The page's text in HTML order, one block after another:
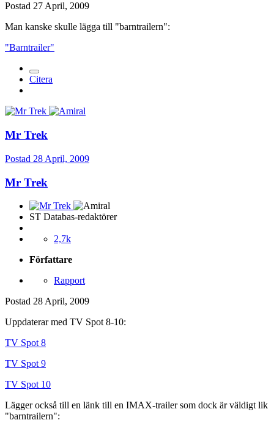
Postad 27 April, 2009
Man kanske skulle lägga till "barntrailern":
"Barntrailer"
Citera
Mr Trek
Postad 28 April, 2009
Mr Trek
ST Databas-redaktörer
2,7k
Författare
Rapport
Postad 28 April, 2009
Uppdaterar med TV Spot 8-10:
TV Spot 8
TV Spot 9
TV Spot 10
Lägger också till en länk till en IMAX-trailer som dock är väldigt lik
"barntrailern":